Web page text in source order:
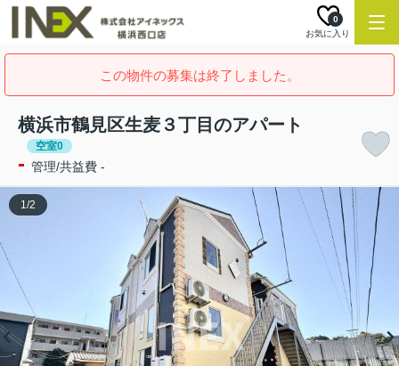
お気に入り
0
この物件の募集は終了しました。
横浜市鶴見区生麦３丁目のアパート
空室0
- 管理/共益費 -
1/2